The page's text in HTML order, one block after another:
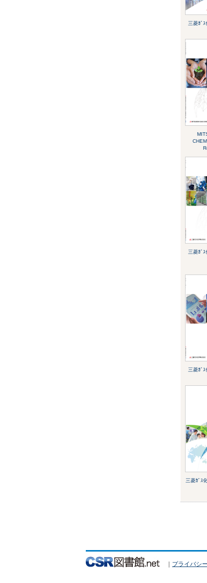
三菱ｶﾞｽ
三菱ｶﾞｽ
三菱ｶﾞｽ
三菱ｶﾞｽ
｜ プライバシ